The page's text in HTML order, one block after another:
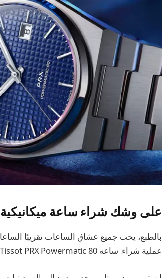
على وشك شراء ساعة
بالطبع، يحب جميع عشاق الساعات تقريبًا
عملية شراء: ساعة Tissot PRX Powermatic 80 (أعلاه).